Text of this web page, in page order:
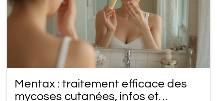
Mentax : traitement efficace des
mycoses cutanées, infos et